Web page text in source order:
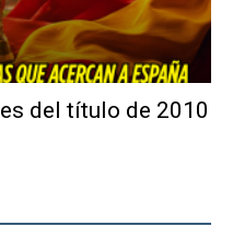
del título de 2010